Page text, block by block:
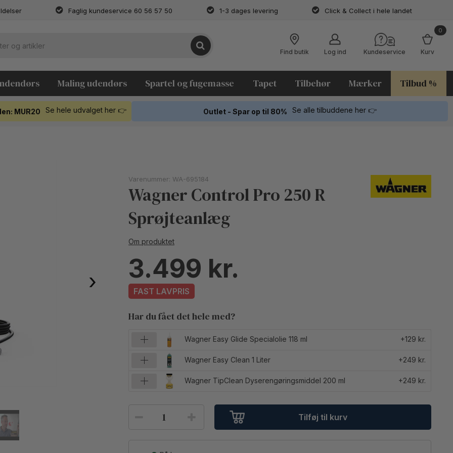
Faglig kundeservice 60 56 57 50 1-3 dages levering Click & Collect i hele landet
Find butik Log ind Kundeservice
0
Kurv
Maling udendørs Spartel og fugemasse Tapet Tilbehør Mærker Tilbud %
MUR20 Se hele udvalget her 👉 Outlet - Spar op til 80% Se alle tilbuddene her 👉
›
Varenummer: WA-695184
Wagner Control Pro 250 R
Sprøjteanlæg
Om produktet
3.499
FAST LAVPRIS
Har du fået det hele med?
Wagner Easy Glide Specialolie 118 ml +129 kr.
Wagner Easy Clean 1 Liter +249 kr.
Wagner TipClean Dyserengøringsmiddel 200 ml +249 kr.
Tilføj til kurv